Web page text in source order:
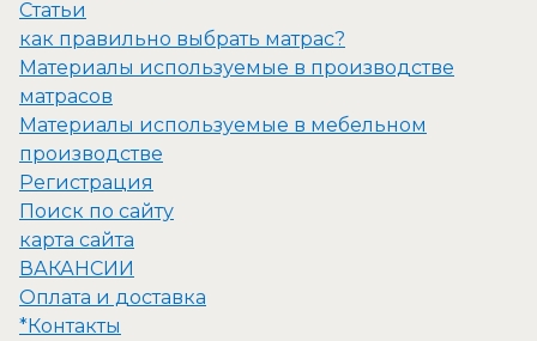
Статьи
как правильно выбрать матрас?
Материалы используемые в производстве
матрасов
Материалы используемые в мебельном
производстве
Регистрация
Поиск по сайту
карта сайта
ВАКАНСИИ
Оплата и доставка
*Контакты